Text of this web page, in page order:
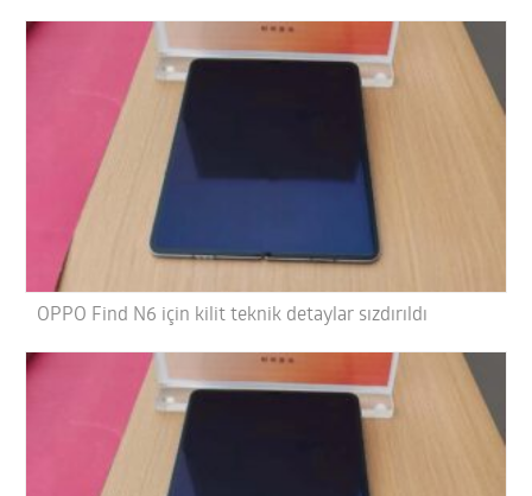
OPPO Find N6 için kilit teknik detaylar sızdırıldı